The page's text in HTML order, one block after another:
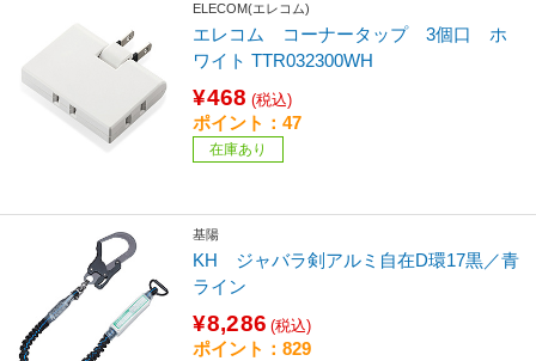
ELECOM(エレコム)
エレコム コーナータップ 3個口 ホ
ワイト TTR032300WH
¥468 (税込)
ポイント：47
在庫あり
基陽
KH ジャバラ剣アルミ自在D環17黒／青
ライン
¥8,286 (税込)
ポイント：829